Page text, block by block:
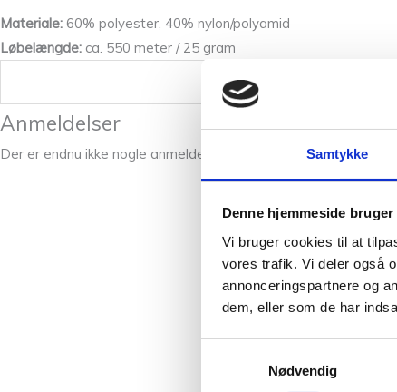
Samtykke
Denne hjemmeside
Vi bruger cookies til at
vores trafik. Vi deler også
annonceringspartnere og
dem, eller som de har
Nødvendig
Materiale: 60% polyester, 40% nylon/polyamid
Løbelængde: ca. 550 meter / 25 gram
Vægt
Anmeldelser
Der er endnu ikke nogle anmeldelser.